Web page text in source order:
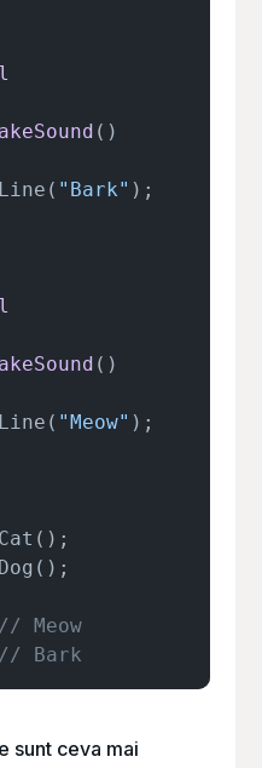
()
"Bark" );
()
"Meow" );
// Meow
// Bark
sunt ceva mai